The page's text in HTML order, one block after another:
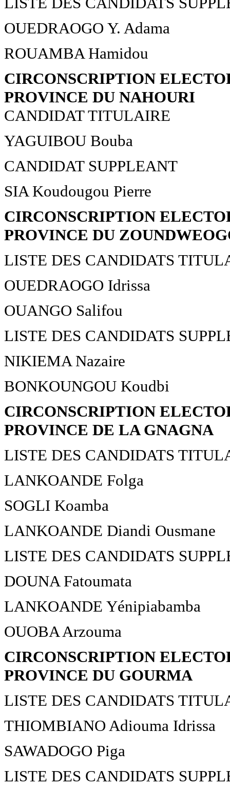
OUEDRAOGO Y. Adama
ROUAMBA Hamidou
CIRCONSCRIPTION
PROVINCE DU NAHOURI
CANDIDAT TITULAIRE
YAGUIBOU Bouba
CANDIDAT SUPPLEANT
SIA Koudougou Pierre
CIRCONSCRIPTION
PROVINCE DU
LISTE DES CANDIDATS
OUEDRAOGO Idrissa
OUANGO Salifou
LISTE DES CANDIDATS
NIKIEMA Nazaire
BONKOUNGOU Koudbi
CIRCONSCRIPTION
PROVINCE DE LA GNAGNA
LISTE DES CANDIDATS
LANKOANDE Folga
SOGLI Koamba
LANKOANDE Diandi Ousmane
LISTE DES CANDIDATS
DOUNA Fatoumata
LANKOANDE Yénipiabamba
OUOBA Arzouma
CIRCONSCRIPTION
PROVINCE DU GOURMA
LISTE DES CANDIDATS
THIOMBIANO Adiouma Idrissa
SAWADOGO Piga
LISTE DES CANDIDATS